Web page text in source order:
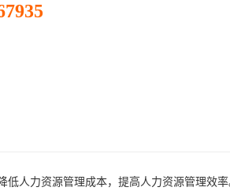
人力资源管理成本，提高人力资源管理效率